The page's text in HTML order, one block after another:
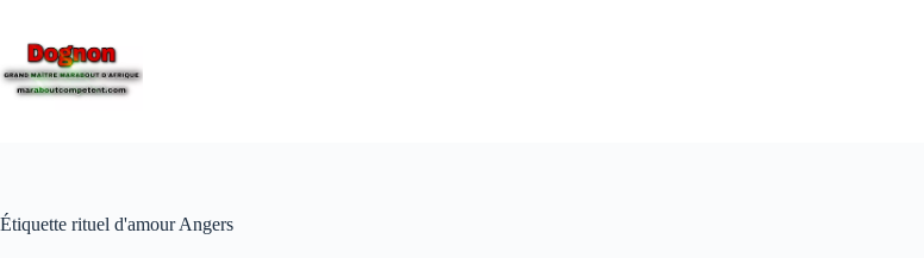
Étiquette rituel d'amour Angers